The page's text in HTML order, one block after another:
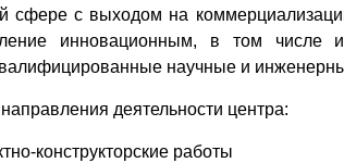
сфере с выходом на
инновационным, в том числе
научные и
деятельности центра:
конструкторские работы